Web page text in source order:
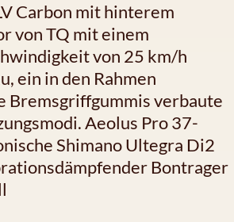
Carbon mit hinterem
von TQ mit einem
von 25 km/h
ein in den Rahmen
Bremsgriffgummis verbaute
Aeolus Pro 37-
Shimano Ultegra Di2
Bontrager